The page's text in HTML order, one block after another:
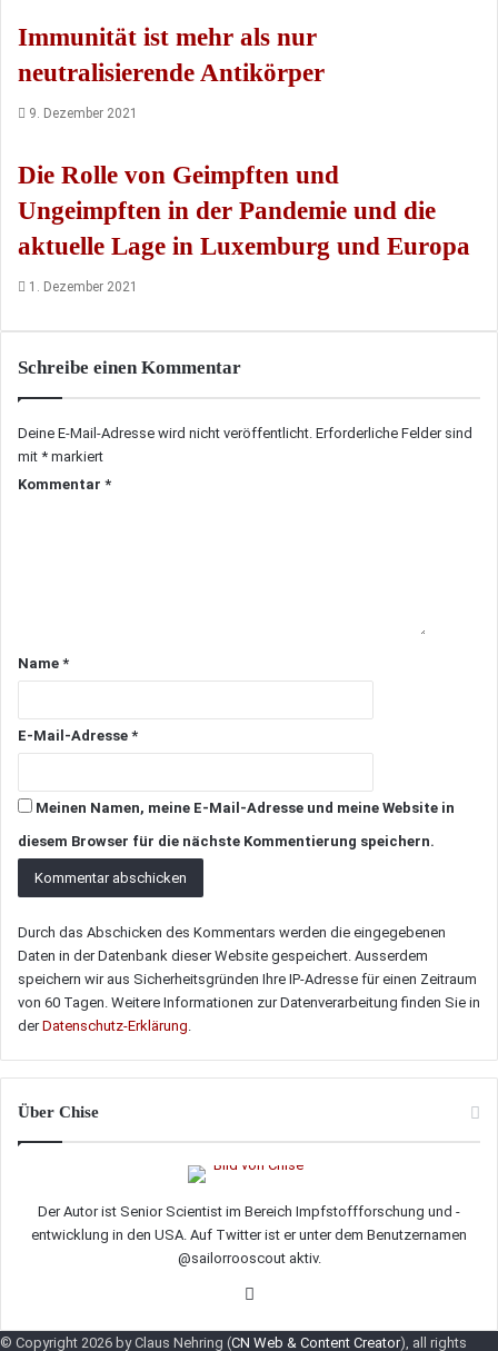
Immunität ist mehr als nur
neutralisierende Antikörper
9. Dezember 2021
Die Rolle von Geimpften und
Ungeimpften in der Pandemie und die
aktuelle Lage in Luxemburg und Europa
1. Dezember 2021
Schreibe einen Kommentar
Deine E-Mail-Adresse wird nicht veröffentlicht. Erforderliche Felder sind
mit * markiert
Kommentar *
Name *
E-Mail-Adresse *
Meinen Namen, meine E-Mail-Adresse und meine Website in
diesem Browser für die nächste Kommentierung speichern.
Durch das Abschicken des Kommentars werden die eingegebenen
Daten in der Datenbank dieser Website gespeichert. Ausserdem
speichern wir aus Sicherheitsgründen Ihre IP-Adresse für einen Zeitraum
von 60 Tagen. Weitere Informationen zur Datenverarbeitung finden Sie in
derDatenschutz-Erklärung
Über Chise
Der Autor ist Senior Scientist im Bereich Impfstoffforschung und -
entwicklung in den USA. Auf Twitter ist er unter dem Benutzernamen
@sailorrooscout aktiv.
Twitter
© Copyright 2026 by Claus Nehring (CN Web & Content Creator), all rights